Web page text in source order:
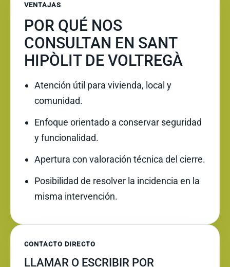
VENTAJAS
POR QUÉ NOS
CONSULTAN EN SANT
HIPÒLIT DE VOLTREGÀ
Atención útil para vivienda, local y
comunidad.
Enfoque orientado a conservar seguridad
y funcionalidad.
Apertura con valoración técnica del cierre.
Posibilidad de resolver la incidencia en la
misma intervención.
CONTACTO DIRECTO
LLAMAR O ESCRIBIR POR